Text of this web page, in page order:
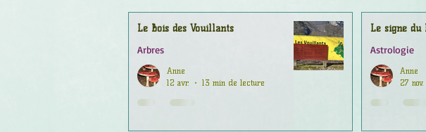
Le Bois des Vouillants
Arbres
Anne
12 avr.
13 min de lecture
Le signe du
Astrologie
Anne
27